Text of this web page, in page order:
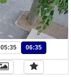
05:35 06:35